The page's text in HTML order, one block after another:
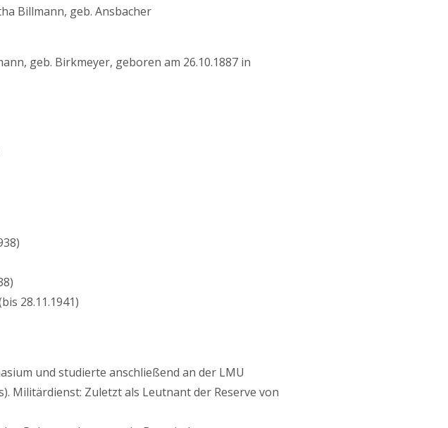
Billmann, geb. Ansbacher
geb. Birkmeyer, geboren am 26.10.1887 in
28.11.1941)
und studierte anschließend an der LMU
Militärdienst: Zuletzt als Leutnant der Reserve von